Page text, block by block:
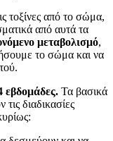
τοξίνες από το σώμα,
από αυτά τα
μεταβολισμό,
το σώμα και να
εβδομάδες. Τα βασικά
τις διαδικασίες